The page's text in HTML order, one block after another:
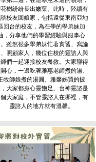
樹紛紛長出嫩葉。此時，陸續有
校友回娘家，包括遠從東南亞地
回台的校友，為在學的學弟妹加
，分享他們的學習經驗與服事心
雖然很多學弟妹忙著實習、寫論
照顧家人，幾位住校的靈諮人與
們一起迎接校友餐敘。大家聊得
心，一邊吃著雅惠老師煮的湯、
牧師娘煮的湯圓、雅馨姊買的披
大家都身心靈飽足。台神靈諮是
大家庭，不管靈諮人在哪裡，有
靈諮人的地方就有溫馨。